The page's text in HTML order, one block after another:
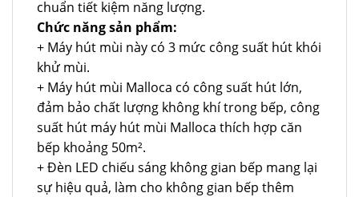
chuẩn tiết kiệm năng lượng.
Chức năng sản phẩm:
+ Máy hút mùi này có 3 mức công suất hút khói
khử mùi.
+ Máy hút mùi Malloca có công suất hút lớn,
đảm bảo chất lượng không khí trong bếp, công
suất hút máy hút mùi Malloca thích hợp căn
bếp khoảng 50m².
+ Đèn LED chiếu sáng không gian bếp mang lại
sự hiệu quả, làm cho không gian bếp thêm